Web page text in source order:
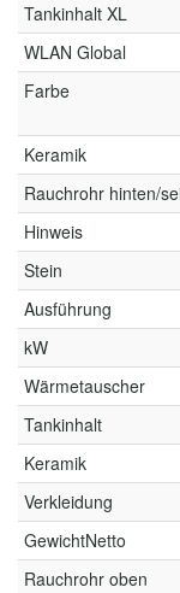
Tankinhalt XL
WLAN Global
Farbe
Keramik
Rauchrohr hinten/
Hinweis
Stein
Ausführung
kW
Wärmetauscher
Tankinhalt
Keramik
Verkleidung
GewichtNetto
Rauchrohr oben